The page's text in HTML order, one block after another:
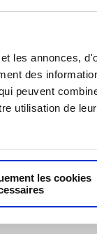
les annonces,
des
peuvent
utilisation de
les cookies